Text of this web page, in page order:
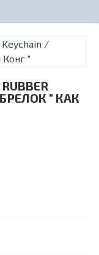
" КАК